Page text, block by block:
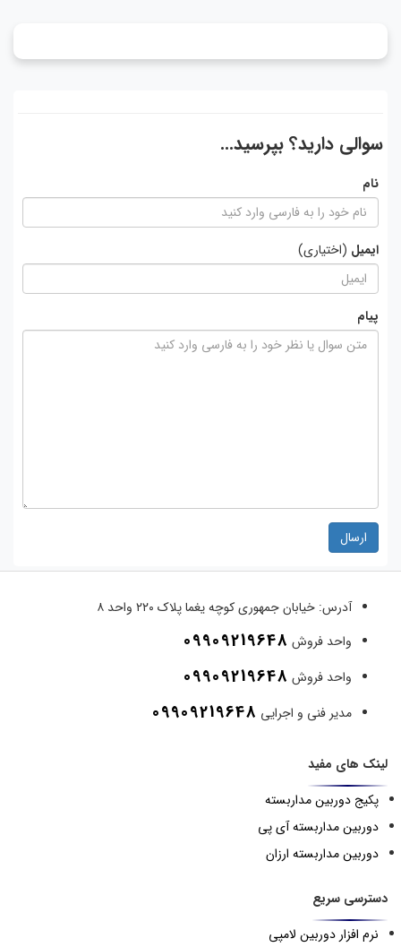
سوالی دارید؟ بپرسید...
نام
ایمیل (اختیاری)
پیام
ارسال
آدرس: خیابان جمهوری کوچه یغما پلاک ۲۲۰ واحد ۸
واحد فروش 09909219648
واحد فروش 09909219648
مدیر فنی و اجرایی 09909219648
لینک های مفید
پکیج دوربین مداربسته
دوربین مداربسته آی پی
دوربین مداربسته ارزان
دسترسی سریع
نرم افزار دوربین لامپی